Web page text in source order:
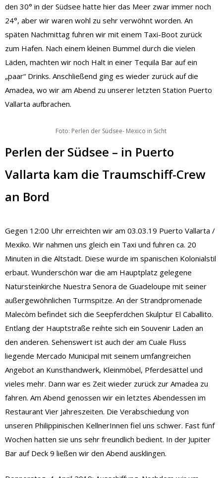
den 30° in der Südsee hatte hier das Meer zwar immer noch
24°, aber wir waren wohl zu sehr verwöhnt worden. An
späten Nachmittag fuhren wir mit einem Taxi-Boot zurück
zum Hafen. Nach einem kleinen Bummel durch die vielen
Läden, machten wir noch Halt in einer Tequila Bar auf ein
„paar“ Drinks. Anschließend ging es wieder zurück auf die
Amadea, wo wir am Abend zu unserer letzten Station Puerto
Vallarta aufbrachen.
Foto: Perlen der Südsee- Mexico in Sicht
Perlen der Südsee – in Puerto
Vallarta kam die Traumschiff-Crew
an Bord
Gegen 12:00 Uhr erreichten wir am 03.03.19 Puerto Vallarta /
Mexiko. Wir nahmen uns gleich ein Taxi und fuhren ca. 20
Minuten in die Altstadt. Diese wurde im spanischen Kolonialstil
erbaut. Wunderschön war die am Hauptplatz gelegene
Natursteinkirche Nuestra Senora de Guadeloupe mit seiner
außergewöhnlichen Turmspitze. An der Strandpromenade
Malecòm befindet sich die Seepferdchen Skulptur El Caballito.
Entlang der Hauptstraße reihte sich ein Souvenir Laden an
den anderen. Sehenswert ist auch der am Cuale Fluss
liegende Mercado Municipal mit seinem umfangreichen
Angebot an Kunsthandwerk, Kleinmöbel, Pferdesättel und
vieles mehr. Dann war es Zeit wieder zurück zur Amadea zu
fahren. Am Abend genossen wir ein letztes Abendessen im
Restaurant Vier Jahreszeiten. Die Verabschiedung von
unseren Philippinischen KellnerInnen fiel uns schwer. Fast fünf
Wochen hatten sie uns sehr freundlich bedient. In der Jupiter
Bar auf Deck 9 ließen wir den Abend ausklingen.